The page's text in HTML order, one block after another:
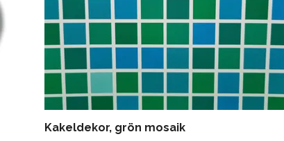
Kakeldekor, grön mosaik